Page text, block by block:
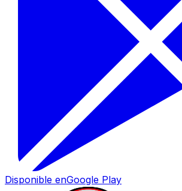
Disponible enGoogle Play